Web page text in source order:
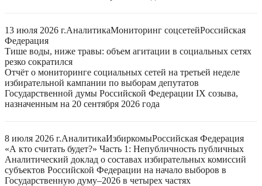
13 июля 2026 г.АналитикаМониторинг соцсетейРоссийская
Федерация
Тише воды, ниже травы: объем агитации в социальных сетях
резко сократился
Отчёт о мониторинге социальных сетей на третьей неделе
избирательной кампании по выборам депутатов
Государственной думы Российской Федерации IX созыва,
назначенным на 20 сентября 2026 года
8 июля 2026 г.АналитикаИзбиркомыРоссийская Федерация
«А кто считать будет?» Часть 1: Непубличность публичных
Аналитический доклад о составах избирательных комиссий
субъектов Российской Федерации на начало выборов в
Государственную думу–2026 в четырех частях